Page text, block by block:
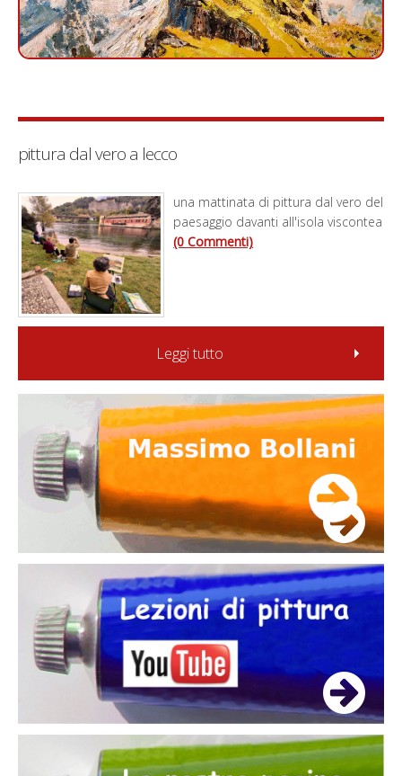
pittura dal vero a lecco
una mattinata di pittura dal vero del
paesaggio davanti all'isola viscontea
(0 Commenti)
Leggi tutto